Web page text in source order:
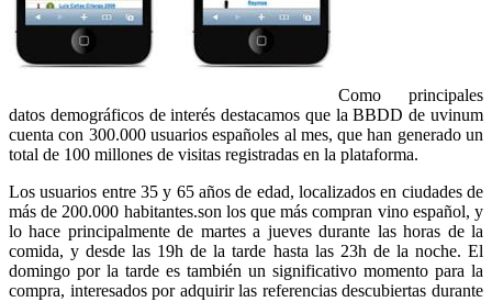
Como principales
datos demográficos de interés destacamos que la BBDD de uvinum
cuenta con 300.000 usuarios españoles al mes, que han generado un
total de 100 millones de visitas registradas en la plataforma.
Los usuarios entre 35 y 65 años de edad, localizados en ciudades de
más de 200.000 habitantes.son los que más compran vino español, y
lo hace principalmente de martes a jueves durante las horas de la
comida, y desde las 19h de la tarde hasta las 23h de la noche. El
domingo por la tarde es también un significativo momento para la
compra, interesados por adquirir las referencias descubiertas durante